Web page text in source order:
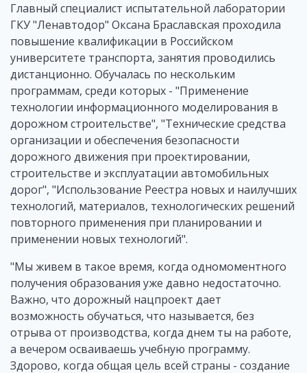
Главный специалист испытательной лаборатории
ГКУ "Ленавтодор" Оксана Браславская проходила
повышение квалификации в Российском
университете транспорта, занятия проводились
дистанционно. Обучалась по нескольким
программам, среди которых - "Применение
технологии информационного моделирования в
дорожном строительстве", "Технические средства
организации и обеспечения безопасности
дорожного движения при проектировании,
строительстве и эксплуатации автомобильных
дорог", "Использование Реестра новых и наилучших
технологий, материалов, технологических решений
повторного применения при планировании и
применении новых технологий".
"Мы живем в такое время, когда одномоментного
получения образования уже давно недостаточно.
Важно, что дорожный нацпроект дает
возможность обучаться, что называется, без
отрыва от производства, когда днем ты на работе,
а вечером осваиваешь учебную программу.
Здорово, когда общая цель всей страны - создание